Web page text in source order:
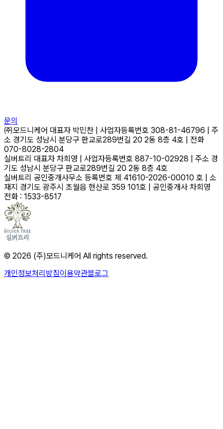
문의
㈜모드니케어 대표자 박민찬 사업자등록번호 308-81-46796
주
소 경기도 성남시 분당구 판교로289번길 20 2동 8층 4호
전화
070-8028-2804
실버트리 대표자 차희영 사업자등록번호 887-10-02928 주소 경
기도 성남시 분당구 판교로289번길 20 2동 8층 4호
실버트리 공인중개사무소 등록번호 제 41610-2026-00010 호
소
재지 경기도 광주시 초월읍 현산로 359 101호 공인중개사 차희영
전화 : 1533-8517
© 2026 (주)모드니케어 All rights reserved.
개인정보처리방침이용약관블로그